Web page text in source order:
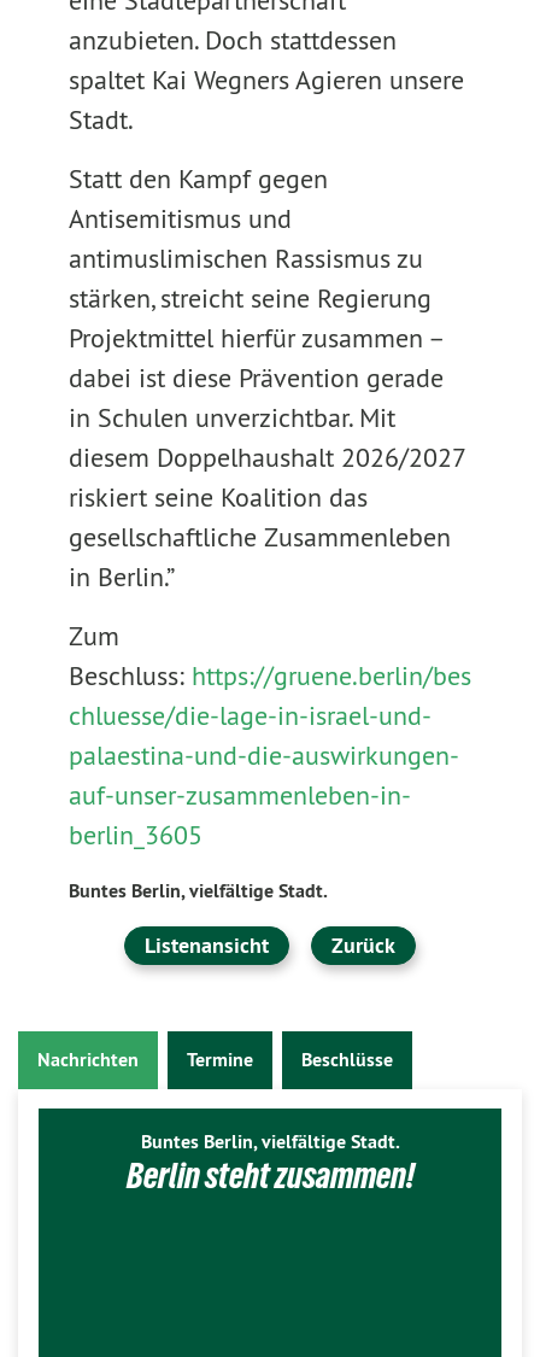
anzubieten. Doch stattdessen
spaltet Kai Wegners Agieren unsere
Stadt.
Statt den Kampf gegen
Antisemitismus und
antimuslimischen Rassismus zu
stärken, streicht seine Regierung
Projektmittel hierfür zusammen –
dabei ist diese Prävention gerade
in Schulen unverzichtbar. Mit
diesem Doppelhaushalt 2026/2027
riskiert seine Koalition das
gesellschaftliche Zusammenleben
in Berlin.”
Zum
Beschluss: https://gruene.berlin/bes
chluesse/die-lage-in-israel-und-
palaestina-und-die-auswirkungen-
auf-unser-zusammenleben-in-
berlin_3605
Buntes Berlin, vielfältige Stadt.
Listenansicht Zurück
Nachrichten Termine Beschlüsse
Buntes Berlin, vielfältige Stadt.
Berlin steht zusammen!